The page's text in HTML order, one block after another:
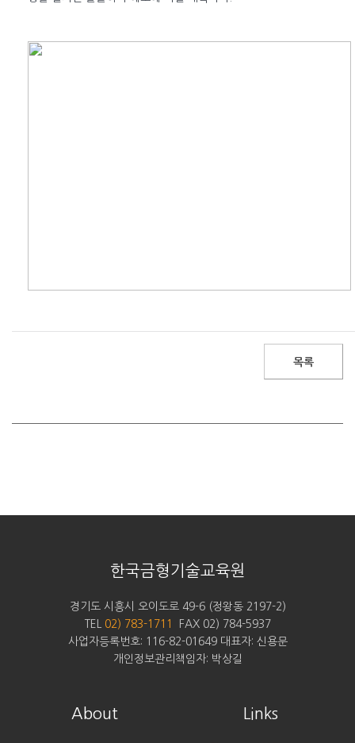
목록
한국금형기술교육원
경기도 시흥시 오이도로 49-6 (정왕동 2197-2)
TEL
02) 783-1711
FAX 02) 784-5937
사업자등록번호: 116-82-01649 대표자: 신용문
개인정보관리책임자: 박상길
About Links